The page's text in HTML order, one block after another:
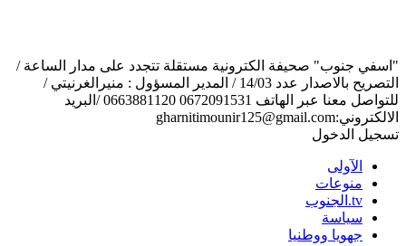
"اسفي جنوب" صحيفة الكترونية مستقلة تتجدد على مدار الساعة /
التصريح بالاصدار عدد 14/03 / المدير المسؤول : منيرالغرنيتي /
للتواصل معنا عبر الهاتف 0672091531 0663881120 /البريد
الالكتروني:gharnitimounir125@gmail.com
تسجيل الدخول
الآولى
منوعات
tv.الجنوب
سياسة
جهويا ووطنيا